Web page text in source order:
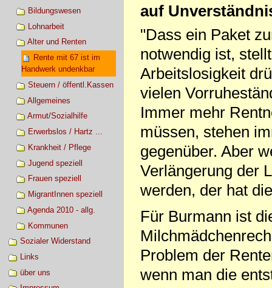
Bildungswesen
Lohnarbeit
Alter und Renten
Rente mit 67 ist im
Handwerk undenkbar
Steuern / öffentl.Kassen
Allgemeines
Armut/Sozialhilfe
Erwerbslos / Hartz ...
Krankheit / Pflege
Jugend speziell
Frauen speziell
MigrantInnen speziell
Agenda 2010 - allg.
Kommunen
Sozialer Widerstand
Links
über uns
auf
"Dass ein Paket
notwendig ist,
Arbeitslosigkeit
vielen
Immer mehr
müssen, stehen
gegenüber. Aber
Verlängerung der
werden, der hat
Für Burmann ist
Problem der
wenn man die